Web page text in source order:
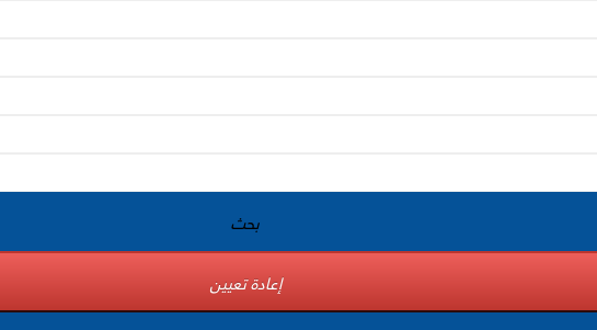
بحث
إعادة تعيين